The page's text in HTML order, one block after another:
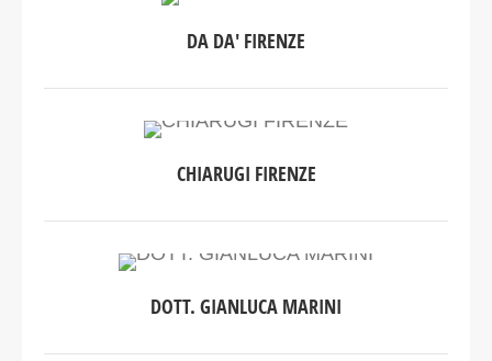
DA DA' FIRENZE
CHIARUGI FIRENZE
DOTT. GIANLUCA MARINI